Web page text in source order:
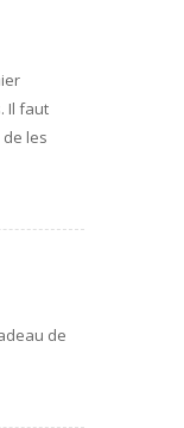
Il faut
les
de